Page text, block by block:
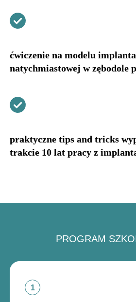
ćwiczenie na modelu
natychmiastowej w zębodole
praktyczne tips and tricks
trakcie 10 lat pracy z
PROGRAM